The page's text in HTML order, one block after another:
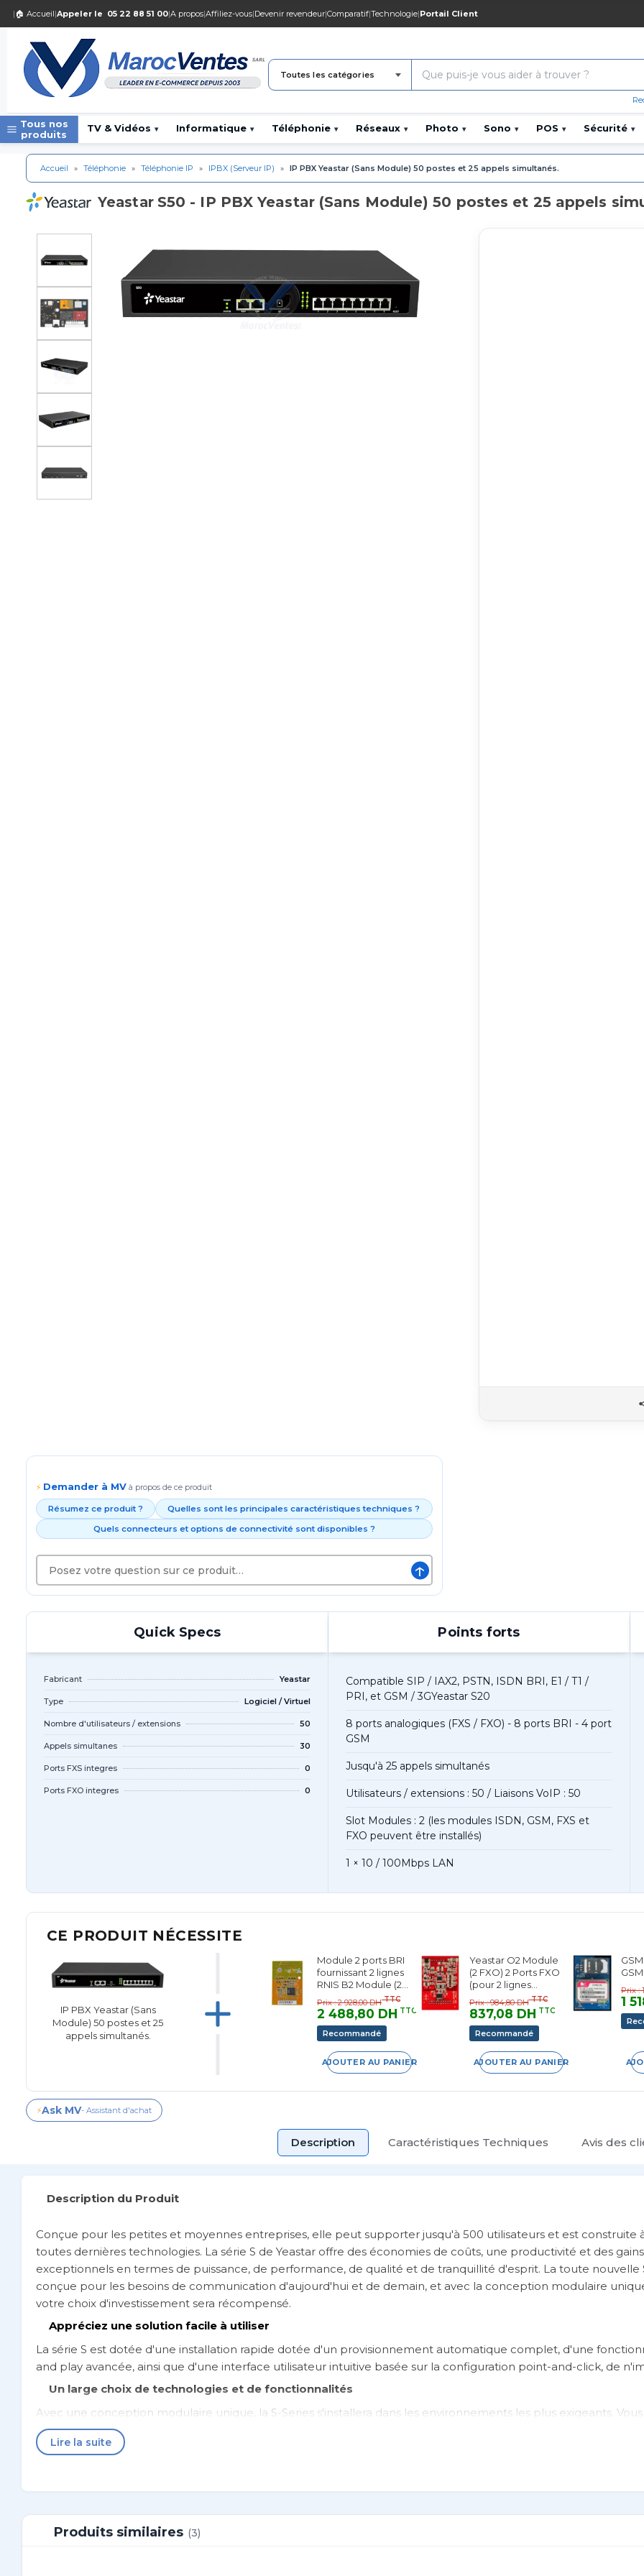
| 🏠 Accueil|Appeler le 05 22 88 51 00|A propos|Affiliez-vous|Devenir revendeur|Comparatif|Technologie|Portail Client
Toutes les catégories
Tous nos
produits
TV & Vidéos ▾ Informatique ▾ Téléphonie ▾ Réseaux ▾ Photo ▾ Sono ▾ POS ▾ Sécurité ▾
Accueil » Téléphonie » Téléphonie IP » IPBX (Serveur IP) » IP PBX Yeastar (Sans Module) 50 postes et 25 appels simultanés.
Yeastar S50 - IP PBX Yeastar (Sans Module) 50 postes et 25 appels
⚡ Demander à MV à propos de ce produit
Résumez ce produit ?
Quelles sont les principales caractéristiques techniques ?
Quels connecteurs et options de connectivité sont disponibles ?
↑
Quick Specs
Fabricant Yeastar
Type Logiciel / Virtuel
Nombre d'utilisateurs / extensions 50
Appels simultanes 30
Ports FXS integres 0
Ports FXO integres 0
Points forts
Compatible SIP / IAX2, PSTN, ISDN BRI, E1 / T1 /
PRI, et GSM / 3GYeastar S20
8 ports analogiques (FXS / FXO) - 8 ports BRI - 4 port
GSM
Jusqu'à 25 appels simultanés
Utilisateurs / extensions : 50 / Liaisons VoIP : 50
Slot Modules : 2 (les modules ISDN, GSM, FXS et
FXO peuvent être installés)
1 × 10 / 100Mbps LAN
CE PRODUIT NÉCESSITE
IP PBX Yeastar (Sans
Module) 50 postes et 25
appels simultanés.
Module 2 ports BRI
fournissant 2 lignes
RNIS B2 Module (2
BRI) pour 2 Acces
de base
Prix : 2 928,00 DHTTC
2 488,80 DH TTC
Recommandé
AJOUTER AU PANIER
Yeastar O2 Module
(2 FXO) 2 Ports FXO
(pour 2 lignes
Prix : 984,80 DHTTC
837,08 DH TTC
Recommandé
AJOUTER AU PANIER
GSM
Prix :
1
⚡Ask MV- Assistant d'achat
Description Caractéristiques Techniques Avis des
Description du Produit
Conçue pour les petites et moyennes entreprises, elle peut supporter jusqu'à 500 utilisateurs et est construite
toutes dernières technologies. La série S de Yeastar offre des économies de coûts, une productivité et des
exceptionnels en termes de puissance, de performance, de qualité et de tranquillité d'esprit. La toute nouvelle
conçue pour les besoins de communication d'aujourd'hui et de demain, et avec la conception modulaire
votre choix d'investissement sera récompensé.
Appréciez une solution facile à utiliser
La série S est dotée d'une installation rapide dotée d'un provisionnement automatique complet, d'une
and play avancée, ainsi que d'une interface utilisateur intuitive basée sur la configuration point-and-click, de
Un large choix de technologies et de fonctionnalités
Avec une conception modulaire unique, la S-Series s'installera dans les environnements les plus exigeants.
également profiter des fonctionnalités avancées de qualité d'entreprise avec les versions de logiciel les plus
Système téléphonique sans risque
Quad Core de qualité industrielle Freescale, les processeurs vocaux DSP TI, les unités de puissance longue
Lire la suite
Produits similaires (3)